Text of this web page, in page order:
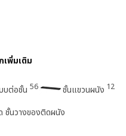
เพิ่มเติม
บต่อชั้น 56 ชั้นแขวนผนัง 12
ชั้นวางของติดผนัง